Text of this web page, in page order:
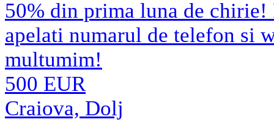
50% din prima luna de
apelati numarul de telefon si
multumim!
500 EUR
Craiova, Dolj